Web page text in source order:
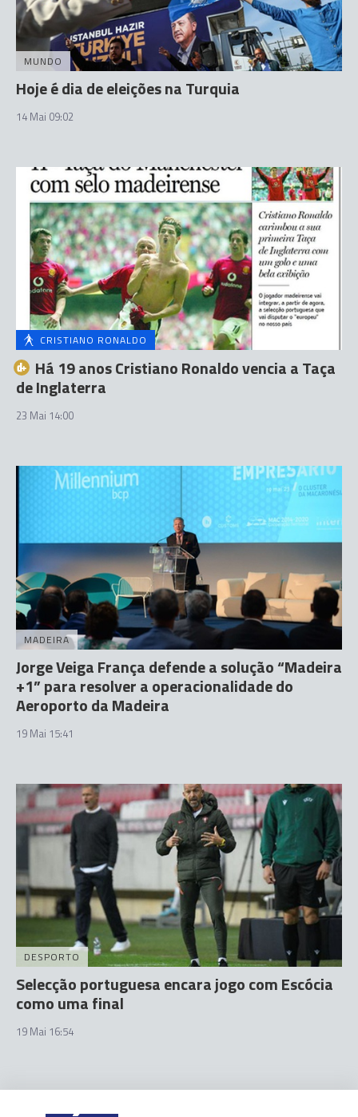
MUNDO
Hoje é dia de eleições na Turquia
14 Mai 09:02
CRISTIANO RONALDO
Há 19 anos Cristiano Ronaldo vencia a Taça
de Inglaterra
23 Mai 14:00
MADEIRA
Jorge Veiga França defende a solução “Madeira
+1” para resolver a operacionalidade do
Aeroporto da Madeira
19 Mai 15:41
DESPORTO
Selecção portuguesa encara jogo com Escócia
como uma final
19 Mai 16:54